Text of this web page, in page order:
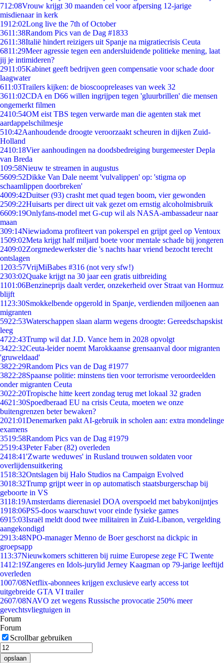
712:08Vrouw krijgt 30 maanden cel voor afpersing 12-jarige
misdienaar in kerk
1912:02Long live the 7th of October
3611:38Random Pics van de Dag #1833
2611:38Italië hindert reizigers uit Spanje na migratiecrisis Ceuta
6811:29Meer agressie tegen een andersluidende politieke mening, laat
jij je intimideren?
2911:05Kabinet geeft bedrijven geen compensatie voor schade door
laagwater
611:03Trailers kijken: de bioscoopreleases van week 32
3611:02CDA en D66 willen ingrijpen tegen 'gluurbrillen' die mensen
ongemerkt filmen
2410:54OM eist TBS tegen verwarde man die agenten stak met
aardappelschilmesje
510:42Aanhoudende droogte veroorzaakt scheuren in dijken Zuid-
Holland
2410:18Vier aanhoudingen na doodsbedreiging burgemeester Depla
van Breda
109:58Nieuw te streamen in augustus
5609:52Dikke Van Dale neemt 'vulvalippen' op: 'stigma op
schaamlippen doorbreken'
4009:42Duitser (93) crasht met quad tegen boom, vier gewonden
2509:22Huisarts per direct uit vak gezet om ernstig alcoholmisbruik
6609:19Onlyfans-model met G-cup wil als NASA-ambassadeur naar
maan
309:14Niewiadoma profiteert van pokerspel en grijpt geel op Ventoux
1509:02Meta krijgt half miljard boete voor mentale schade bij jongeren
2409:02Zorgmedewerkster die 's nachts haar vriend bezocht terecht
ontslagen
1203:57VrijMiBabes #316 (not very sfw!)
2303:02Quake krijgt na 30 jaar een gratis uitbreiding
1101:06Benzineprijs daalt verder, onzekerheid over Straat van Hormuz
blijft
11 23:30Smokkelbende opgerold in Spanje, verdienden miljoenen aan
migranten
5922:53Waterschappen slaan alarm wegens droogte: Gereedschapskist
leeg
4722:43Trump wil dat J.D. Vance hem in 2028 opvolgt
3422:32Ceuta-leider noemt Marokkaanse grensaanval door migranten
'gruweldaad'
3822:29Random Pics van de Dag #1977
3822:28Spaanse politie: minstens tien voor terrorisme veroordeelden
onder migranten Ceuta
3022:20Tropische hitte keert zondag terug met lokaal 32 graden
4621:30Spoedberaad EU na crisis Ceuta, moeten we onze
buitengrenzen beter bewaken?
2021:01Denemarken pakt AI-gebruik in scholen aan: extra mondelinge
examens
3519:58Random Pics van de Dag #1979
2519:43Peter Faber (82) overleden
2418:41'Zwarte weduwes' in Rusland trouwen soldaten voor
overlijdensuitkering
1518:32Ontslagen bij Halo Studios na Campaign Evolved
3018:32Trump grijpt weer in op automatisch staatsburgerschap bij
geboorte in VS
3118:19Amsterdams dierenasiel DOA overspoeld met babykonijntjes
1918:06PS5-doos waarschuwt voor einde fysieke games
6915:03Israël meldt dood twee militairen in Zuid-Libanon, vergelding
aangekondigd
2913:48NPO-manager Menno de Boer geschorst na dickpic in
groepsapp
113:37Nieuwkomers schitteren bij ruime Europese zege FC Twente
1412:19Zangeres en Idols-jurylid Jerney Kaagman op 79-jarige leeftijd
overleden
1007/08Netflix-abonnees krijgen exclusieve early access tot
uitgebreide GTA VI trailer
2607/08NAVO zet wegens Russische provocatie 250% meer
gevechtsvliegtuigen in
Forum
Forum
Scrollbar gebruiken
opslaan